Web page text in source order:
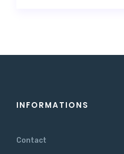
INFORMATIONS
Contact